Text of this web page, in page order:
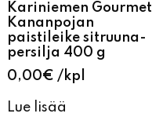
Kariniemen Gourmet
Kananpojan
paistileike sitruuna-
persilja 400 g
0,00€ kpl
Lue lisää